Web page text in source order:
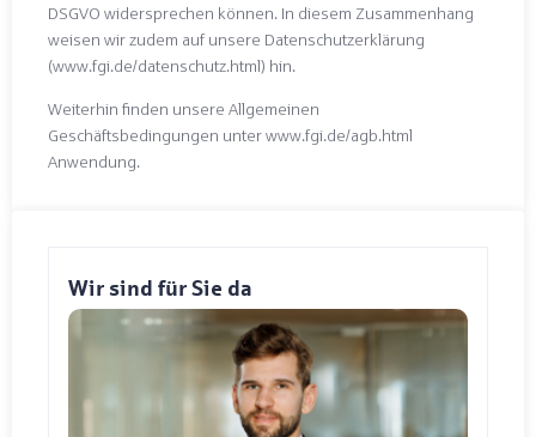
DSGVO widersprechen können. In diesem Zusammenhang
weisen wir zudem auf unsere Datenschutzerklärung
(www.fgi.de/datenschutz.html) hin.
Weiterhin finden unsere Allgemeinen
Geschäftsbedingungen unter www.fgi.de/agb.html
Anwendung.
Wir sind für Sie da